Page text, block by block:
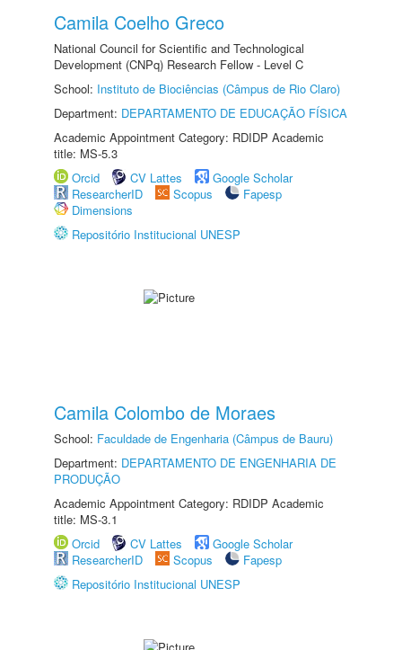
Camila Coelho Greco
National Council for Scientific and Technological
Development (CNPq) Research Fellow - Level C
School: Instituto de Biociências (Câmpus de Rio Claro)
Department: DEPARTAMENTO DE EDUCAÇÃO FÍSICA
Academic Appointment Category: RDIDP Academic
title: MS-5.3
Orcid
CV Lattes
Google Scholar
ResearcherID
Scopus
Fapesp
Dimensions
Repositório Institucional UNESP
Camila Colombo de Moraes
School: Faculdade de Engenharia (Câmpus de Bauru)
Department: DEPARTAMENTO DE ENGENHARIA DE
PRODUÇÃO
Academic Appointment Category: RDIDP Academic
title: MS-3.1
Orcid
CV Lattes
Google Scholar
ResearcherID
Scopus
Fapesp
Repositório Institucional UNESP